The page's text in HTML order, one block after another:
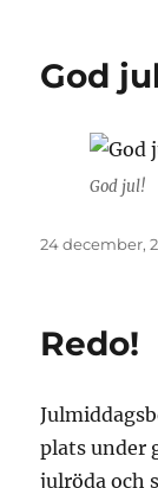
God
God jul!
Publicerat
24 december,
Redo!
plats under
julröda och